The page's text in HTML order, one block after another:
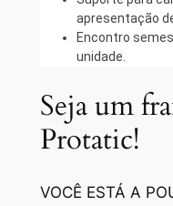
apresentação
Encontro
unidade.
Seja um
Protatic!
VOCÊ ESTÁ A